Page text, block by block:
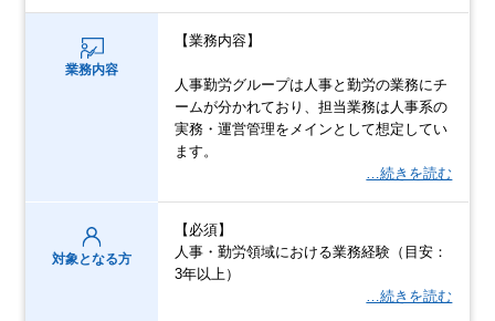
業務内容
【業務内容】
人事勤労グループは人事と勤労の業務にチ
ームが分かれており、担当業務は人事系の
実務・運営管理をメインとして想定してい
ます。
…続きを読む
対象となる方
【必須】
人事・勤労領域における業務経験（目安：
3年以上）
…続きを読む